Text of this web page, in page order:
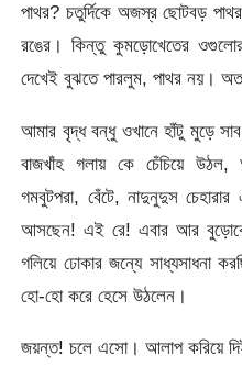
পাথর? চতুর্দিকে অজস্র ছোটবড়
রঙের। কিন্তু কুমড়োখেতের
দেখেই বুঝতে পারলুম, পাথর নয়।
আমার বৃদ্ধ বন্ধু ওখানে হাঁটু মুড়ে
বাজখাঁহ গলায় কে চেঁচিয়ে
গমবুটপরা, বেঁটে, নাদুনুদুস
আসছেন! এই রে! এবার আর বুড়োকে
গলিয়ে ঢোকার জন্যে সাধ্যসাধনা
হো-হো করে হেসে উঠলেন।
জয়ন্ত! চলে এসো। আলাপ করিয়ে